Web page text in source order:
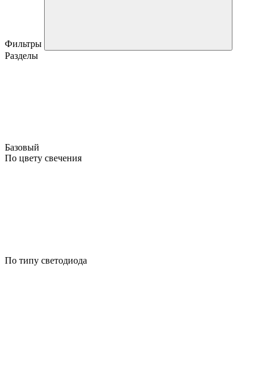
Фильтры
Разделы
Базовый
По цвету свечения
По типу светодиода